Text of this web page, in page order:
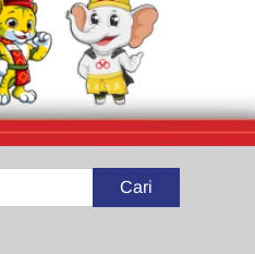
Cari
untuk: